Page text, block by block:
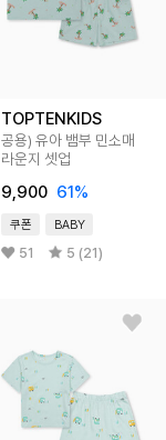
TOPTENKIDS
공용) 유아 뱀부 민소매
라운지 셋업
9,900 61%
쿠폰 BABY
51 5 (21)